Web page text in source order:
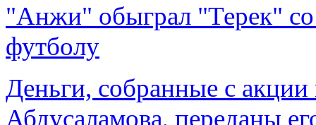
"Анжи" обыграл "Терек" со
футболу
Деньги, собранные с
Абдусаламова, переданы